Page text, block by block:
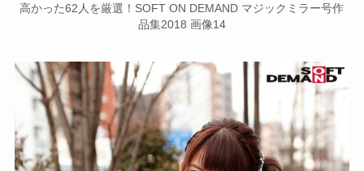
高かった62人を厳選！SOFT ON DEMAND マジックミラー号作
品集2018 画像14